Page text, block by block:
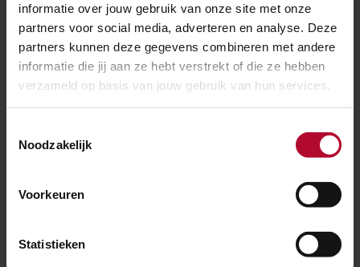
informatie over jouw gebruik van onze site met onze
partners voor social media, adverteren en analyse. Deze
partners kunnen deze gegevens combineren met andere
informatie die jij aan ze hebt verstrekt of die ze hebben
verzameld op basis van jouw gebruik van hun services.
Noodzakelijk
Voorkeuren
Statistieken